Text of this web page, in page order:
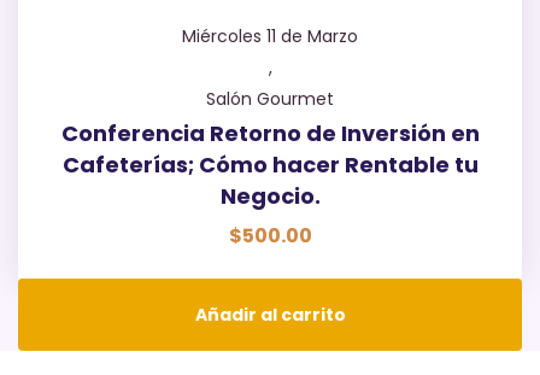
Miércoles 11 de Marzo
,
Salón Gourmet
Conferencia Retorno de Inversión en
Cafeterías; Cómo hacer Rentable tu
Negocio.
$500.00
Añadir al carrito